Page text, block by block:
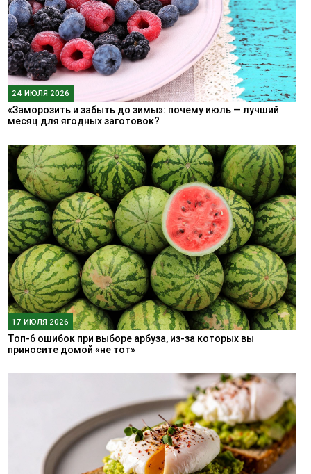
24 ИЮЛЯ 2026
«Заморозить и забыть до зимы»: почему июль — лучший
месяц для ягодных заготовок?
17 ИЮЛЯ 2026
Топ-6 ошибок при выборе арбуза, из-за которых вы
приносите домой «не тот»